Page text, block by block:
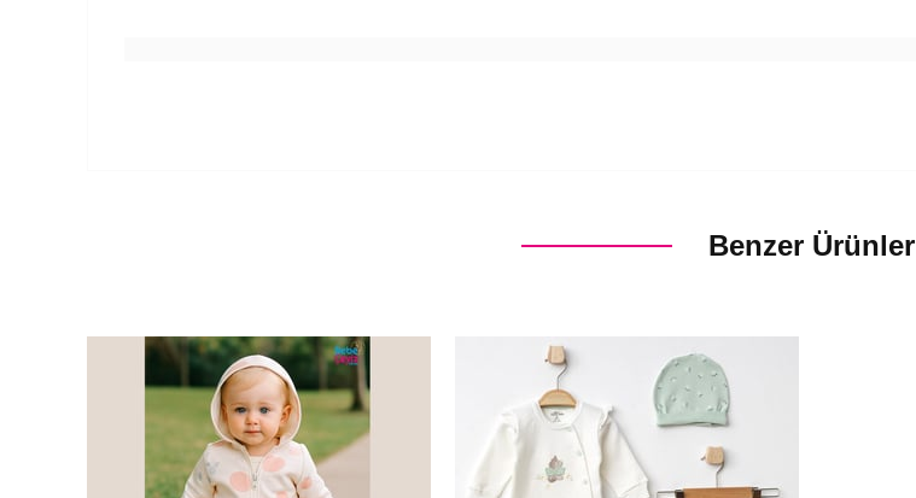
Benzer Ürünler